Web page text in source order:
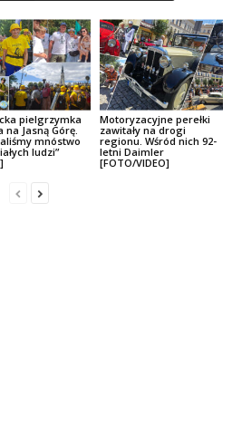
pielgrzymka
na Jasną Górę.
mnóstwo
ludzi”
Motoryzacyjne perełki
zawitały na drogi
regionu. Wśród nich 92-
letni Daimler
[FOTO/VIDEO]